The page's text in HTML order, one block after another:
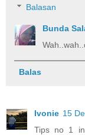
Balasan
Bunda
Balas
Ivonie 15
Tips no 1